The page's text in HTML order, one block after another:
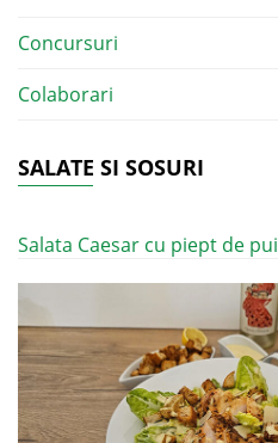
Concursuri
Colaborari
SALATE SI SOSURI
Salata Caesar cu piept de pui